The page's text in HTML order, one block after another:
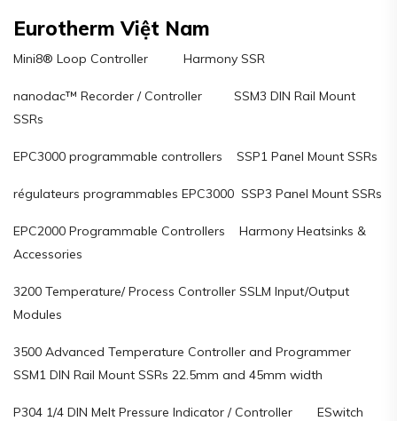
Eurotherm Việt Nam
Mini8® Loop Controller Harmony SSR
nanodac™ Recorder / Controller SSM3 DIN Rail Mount
SSRs
EPC3000 programmable controllers SSP1 Panel Mount SSRs
régulateurs programmables EPC3000 SSP3 Panel Mount SSRs
EPC2000 Programmable Controllers Harmony Heatsinks &
Accessories
3200 Temperature/ Process Controller SSLM Input/Output
Modules
3500 Advanced Temperature Controller and Programmer
SSM1 DIN Rail Mount SSRs 22.5mm and 45mm width
P304 1/4 DIN Melt Pressure Indicator / Controller ESwitch